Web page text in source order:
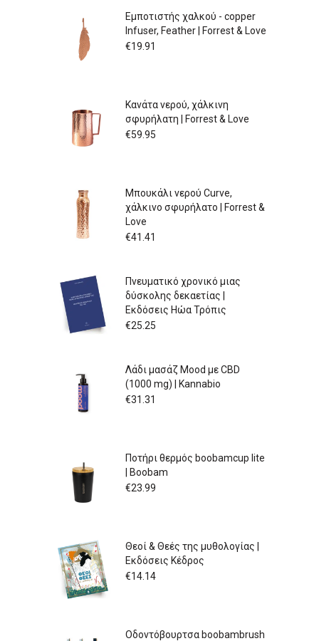
Εμποτιστής χαλκού - copper
Infuser, Feather | Forrest & Love
€19.91
Κανάτα νερού, χάλκινη
σφυρήλατη | Forrest & Love
€59.95
Μπουκάλι νερού Curve,
χάλκινο σφυρήλατο | Forrest &
Love
€41.41
Πνευματικό χρονικό μιας
δύσκολης δεκαετίας |
Εκδόσεις Ηώα Τρόπις
€25.25
Λάδι μασάζ Mood με CBD
(1000 mg) | Kannabio
€31.31
Ποτήρι θερμός boobamcup lite
| Boobam
€23.99
Θεοί & Θεές της μυθολογίας |
Εκδόσεις Κέδρος
€14.14
Οδοντόβουρτσα boobambrush